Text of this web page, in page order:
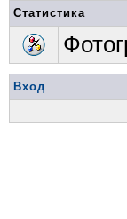
Статистика
Вход